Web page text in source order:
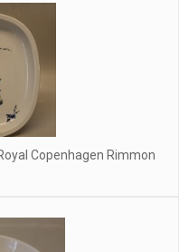
Copenhagen Rimmon